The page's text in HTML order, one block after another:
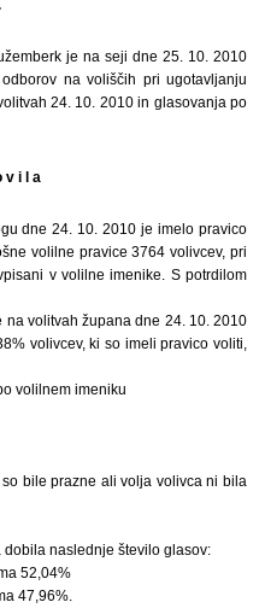
je na seji dne 25. 10. 2010
na voliščih pri ugotavljanju
24. 10. 2010 in glasovanja po
v i l a
dne 24. 10. 2010 je imelo pravico
volilne pravice 3764 volivcev, pri
v volilne imenike. S potrdilom
volitvah župana dne 24. 10. 2010
volivcev, ki so imeli pravico voliti,
volilnem imeniku
bile prazne ali volja volivca ni bila
naslednje število glasov:
52,04%
47,96%.